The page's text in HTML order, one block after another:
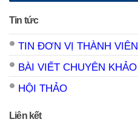
Tin tức
TIN ĐƠN VỊ THÀNH VIÊN
BÀI VIẾT CHUYÊN KHẢO
HỘI THẢO
Liên kết